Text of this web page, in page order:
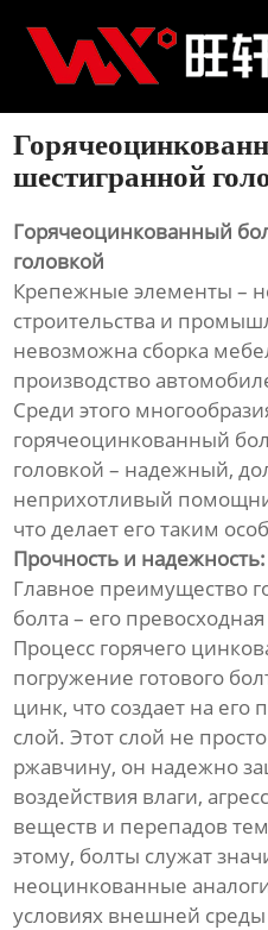
Главная
Продукция
Новости
Контакты
шестигранной
Горячеоцинкованный
головкой
Крепежные элементы –
строительства и
невозможна сборка
производство
Среди этого
горячеоцинкованный
головкой – надежный,
неприхотливый
что делает его таким
Прочность и
Главное преимущество
болта – его
Процесс горячего
погружение готового
цинк, что создает на
слой. Этот слой не
ржавчину, он надежно
воздействия влаги,
веществ и перепадов
этому, болты служат
неоцинкованные
условиях внешней